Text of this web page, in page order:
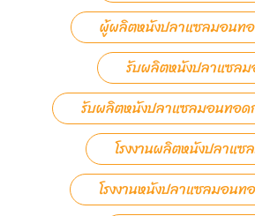
ผู้ผลิตหนังปลาแซลมอนท
รับผลิตหนังปลาแซล
รับผลิตหนังปลาแซลมอนทอด
โรงงานผลิตหนังปลาแซ
โรงงานหนังปลาแซลมอนท